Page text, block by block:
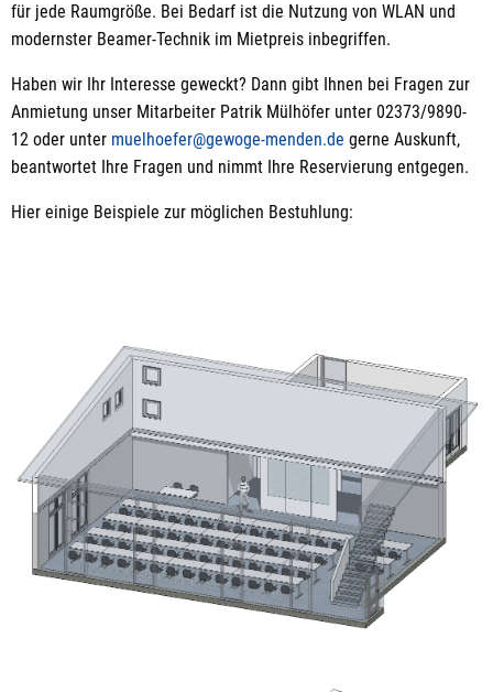
für jede Raumgröße. Bei Bedarf ist die Nutzung von WLAN und
modernster Beamer-Technik im Mietpreis inbegriffen.
Haben wir Ihr Interesse geweckt? Dann gibt Ihnen bei Fragen zur
Anmietung unser Mitarbeiter Patrik Mülhöfer unter 02373/9890-
12 oder unter muelhoefer@gewoge-menden.de gerne Auskunft,
beantwortet Ihre Fragen und nimmt Ihre Reservierung entgegen.
Hier einige Beispiele zur möglichen Bestuhlung: